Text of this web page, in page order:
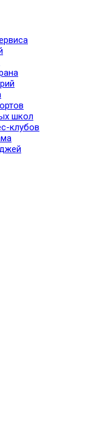
школ
клубов